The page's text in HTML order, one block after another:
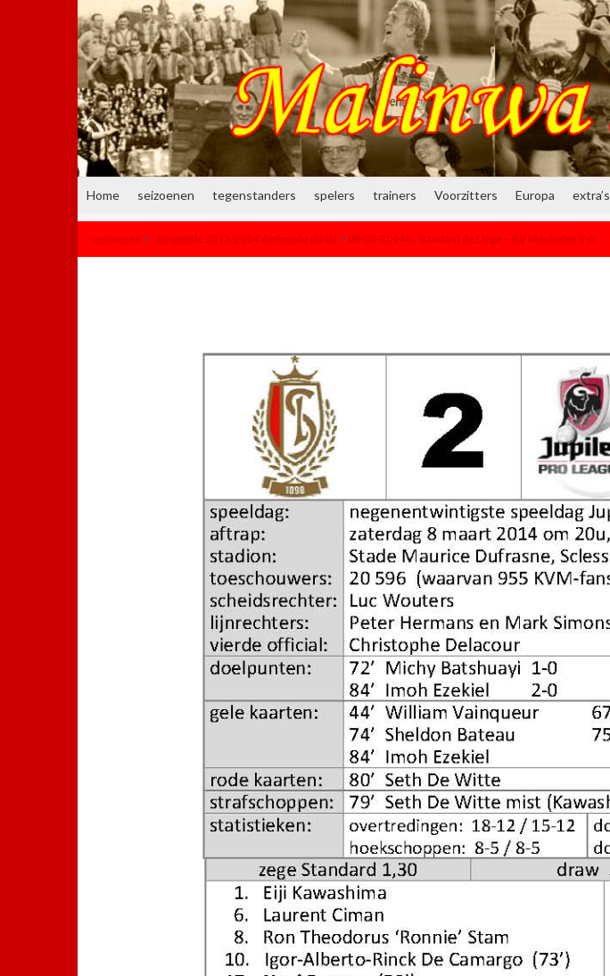
Home seizoenen tegenstanders spelers trainers Voorzitters Europa extra’s
seizoenen > competitie 2013-2014 dertiende plaats > 08-03-2014 R. Standard de Liège – KV Mechelen 2-0